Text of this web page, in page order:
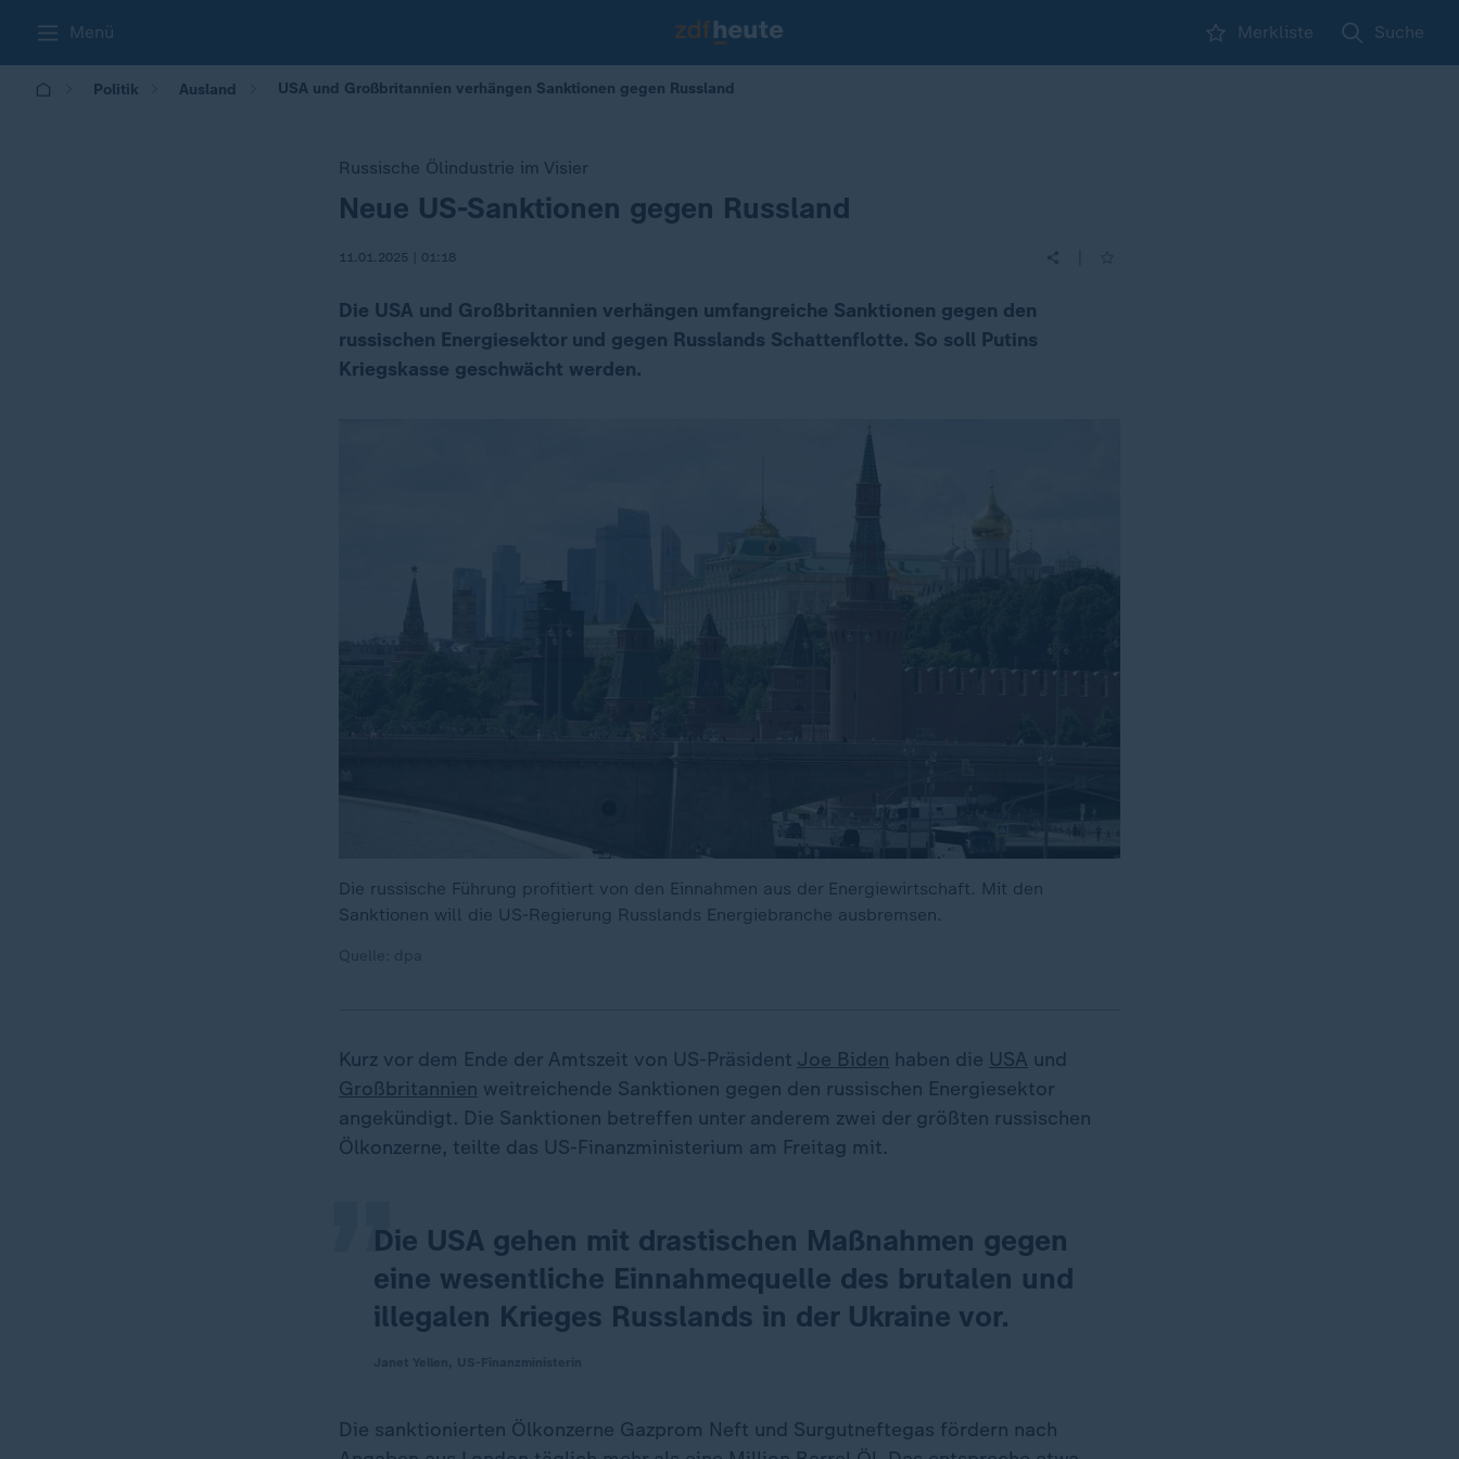
Menü Merkliste Suche
Politik Ausland USA und Großbritannien verhängen Sanktionen gegen Russland
Russische Ölindustrie im Visier
:Neue US-Sanktionen gegen Russland
11.01.2025 | 01:18
Die USA und Großbritannien verhängen umfangreiche Sanktionen gegen den
russischen Energiesektor und gegen Russlands Schattenflotte. So soll Putins
Kriegskasse geschwächt werden.
Die russische Führung profitiert von den Einnahmen aus der Energiewirtschaft. Mit den
Sanktionen will die US-Regierung Russlands Energiebranche ausbremsen.
Kurz vor dem Ende der Amtszeit von US-Präsident Joe Biden haben die USA und
Großbritannien weitreichende Sanktionen gegen den russischen Energiesektor
angekündigt. Die Sanktionen betreffen unter anderem zwei der größten russischen
Ölkonzerne, teilte das US-Finanzministerium am Freitag mit.
Die USA gehen mit drastischen Maßnahmen gegen
eine wesentliche Einnahmequelle des brutalen und
illegalen Krieges Russlands in der Ukraine vor.
„
Die sanktionierten Ölkonzerne Gazprom Neft und Surgutneftegas fördern nach